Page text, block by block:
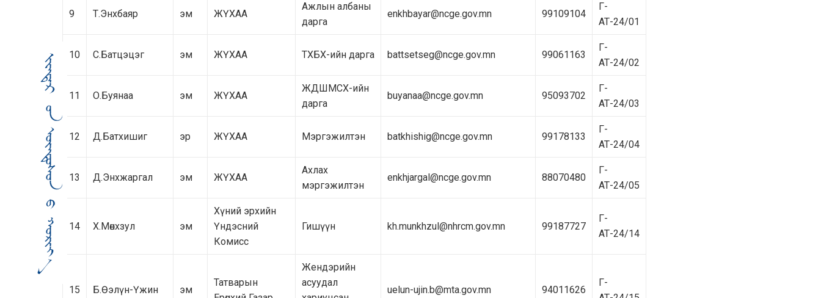
9 Т.Энхбаяр эм ЖҮХАА
Ажлын албаны
дарга
enkhbayar@ncge.gov.mn 99109104
Г-
АТ-24/01
10 С.Батцэцэг эм ЖҮХАА ТХБХ-ийн дарга battsetseg@ncge.gov.mn 99061163
Г-
АТ-24/02
11 О.Буянаа эм ЖҮХАА
ЖДШМСХ-ийн
дарга
buyanaa@ncge.gov.mn 95093702
Г-
АТ-24/03
12 Д.Батхишиг эр ЖҮХАА Мэргэжилтэн batkhishig@ncge.gov.mn 99178133
Г-
АТ-24/04
13 Д.Энхжаргал эм ЖҮХАА
Ахлах
мэргэжилтэн
enkhjargal@ncge.gov.mn 88070480
Г-
АТ-24/05
14 Х.Мөнхзул эм
Хүний эрхийн
Үндэсний
Комисс
Гишүүн kh.munkhzul@nhrcm.gov.mn 99187727
Г-
АТ-24/14
15 Б.Өэлүн-Үжин эм
Татварын
Жендэрийн
асуудал
uelun-ujin.b@mta.gov.mn 94011626
Г-